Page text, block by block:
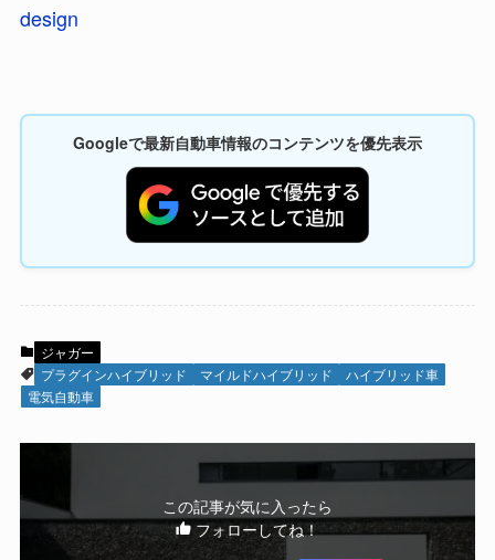
design
Googleで最新自動車情報のコンテンツを優先表示
ジャガー
プラグインハイブリッド
マイルドハイブリッド
ハイブリッド車
電気自動車
この記事が気に入ったら
フォローしてね！